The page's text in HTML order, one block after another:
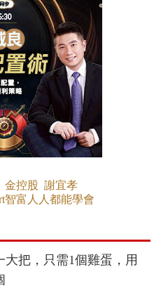
金控股 謝宜孝
智富人人都能學會
大把，只需1個雞蛋，用